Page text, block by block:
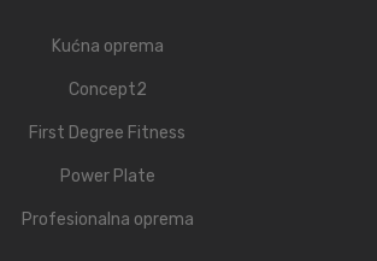
Kućna oprema
Concept2
First Degree Fitness
Power Plate
Profesionalna oprema